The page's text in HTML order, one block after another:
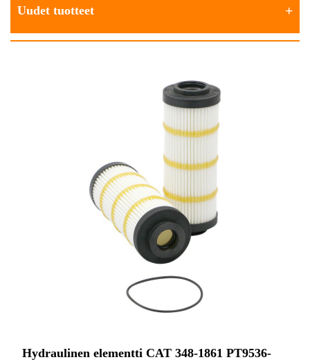
Uudet tuotteet
Hydraulinen elementti CAT 348-1861 PT9536-